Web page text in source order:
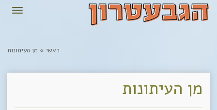
ראשי » מן העיתונות
מן העיתונות